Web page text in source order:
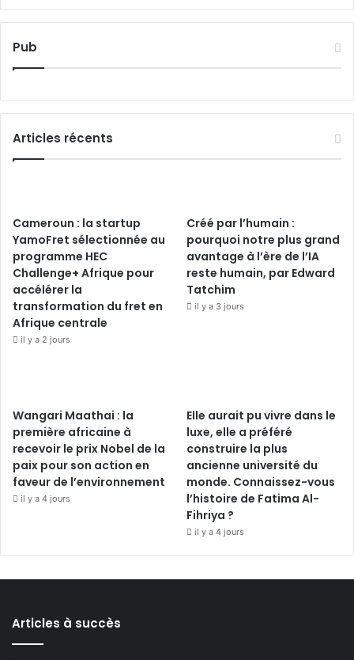
Pub
Articles récents
Cameroun : la startup
YamoFret sélectionnée au
programme HEC
Challenge+ Afrique pour
accélérer la
transformation du fret en
Afrique centrale
il y a 2 jours
Créé par l’humain :
pourquoi notre plus grand
avantage à l’ère de l’IA
reste humain, par Edward
Tatchim
il y a 3 jours
Wangari Maathai : la
première africaine à
recevoir le prix Nobel de la
paix pour son action en
faveur de l’environnement
il y a 4 jours
Elle aurait pu vivre dans le
luxe, elle a préféré
construire la plus
ancienne université du
monde. Connaissez-vous
l’histoire de Fatima Al-
Fihriya ?
il y a 4 jours
Articles à succès